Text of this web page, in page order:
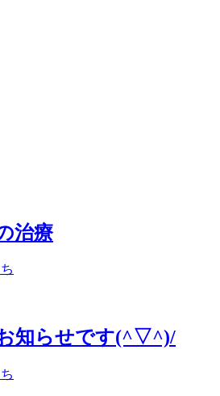
治療
知らせです(^▽^)/